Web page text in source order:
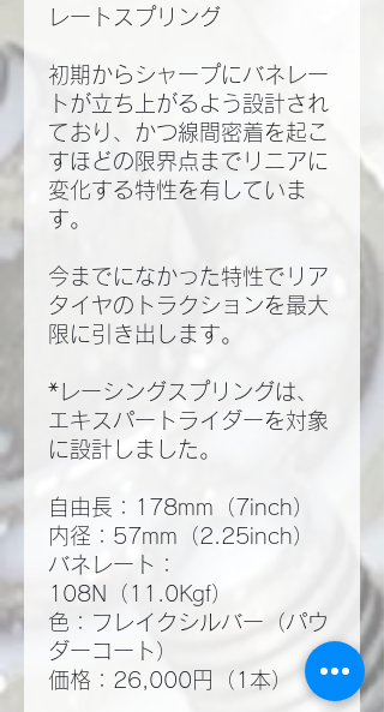
レートスプリング
初期からシャープにバネレー
トが立ち上がるよう設計され
ており、かつ線間密着を起こ
すほどの限界点までリニアに
変化する特性を有していま
す。
今までになかった特性でリア
タイヤのトラクションを最大
限に引き出します。
*レーシングスプリングは、
エキスパートライダーを対象
に設計しました。
自由長：178mm（7inch）
内径：57mm（2.25inch）
バネレート：
108N（11.0Kgf）
色：フレイクシルバー（パウ
ダーコート）
価格：26,000円（1本）